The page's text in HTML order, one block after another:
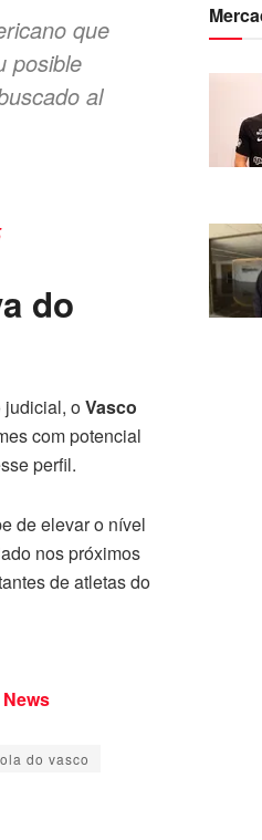
que
posible
al
do
judicial, oVasco
com potencial
perfil.
de elevar o nível
nos próximos
de atletas do
do vasco